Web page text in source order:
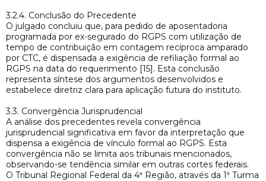
3.2.4. Conclusão do Precedente
O julgado concluiu que, para pedido de aposentadoria
programada por ex-segurado do RGPS com utilização de
tempo de contribuição em contagem recíproca amparado
por CTC, é dispensada a exigência de refiliação formal ao
RGPS na data do requerimento [15]. Esta conclusão
representa síntese dos argumentos desenvolvidos e
estabelece diretriz clara para aplicação futura do instituto.
3.3. Convergência Jurisprudencial
A análise dos precedentes revela convergência
jurisprudencial significativa em favor da interpretação que
dispensa a exigência de vínculo formal ao RGPS. Esta
convergência não se limita aos tribunais mencionados,
observando-se tendência similar em outras cortes federais.
O Tribunal Regional Federal da 4ª Região, através da 1ª Turma